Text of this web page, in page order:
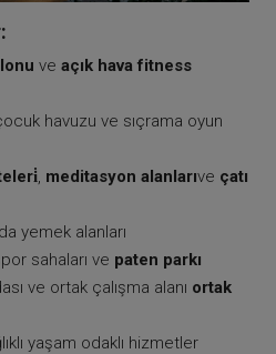
ve açık hava fitness
havuzu ve sıçrama oyun
, meditasyon alanlarıve çatı
yemek alanları
sahaları ve paten parkı
ve ortak çalışma alanı ortak
yaşam odaklı hizmetler